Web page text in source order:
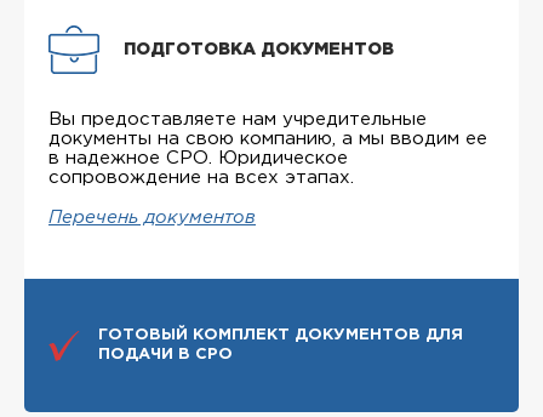
ПОДГОТОВКА ДОКУМЕНТОВ
Вы предоставляете нам учредительные
документы на свою компанию, а мы вводим ее
в надежное СРО. Юридическое
сопровождение на всех этапах.
Перечень документов
ГОТОВЫЙ КОМПЛЕКТ ДОКУМЕНТОВ ДЛЯ
ПОДАЧИ В СРО